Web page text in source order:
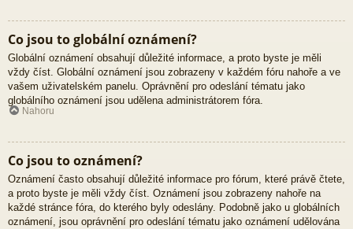
Co jsou to globální oznámení?
Globální oznámení obsahují důležité informace, a proto byste je měli
vždy číst. Globální oznámení jsou zobrazeny v každém fóru nahoře a ve
vašem uživatelském panelu. Oprávnění pro odeslání tématu jako
globálního oznámení jsou udělena administrátorem fóra.
Nahoru
Co jsou to oznámení?
Oznámení často obsahují důležité informace pro fórum, které právě čtete,
a proto byste je měli vždy číst. Oznámení jsou zobrazeny nahoře na
každé stránce fóra, do kterého byly odeslány. Podobně jako u globálních
oznámení, jsou oprávnění pro odeslání tématu jako oznámení udělována